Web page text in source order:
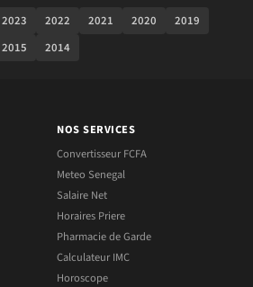
2023 2022 2021 2020
2019
2015 2014
NOS SERVICES
Convertisseur FCFA
Meteo Senegal
Salaire Net
Horaires Priere
Pharmacie de Garde
Calculateur IMC
Horoscope